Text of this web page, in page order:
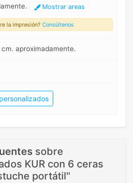
Mostrar areas
la impresión? Consúltenos
aproximadamente.
sobre
KUR con 6 ceras
portátil"